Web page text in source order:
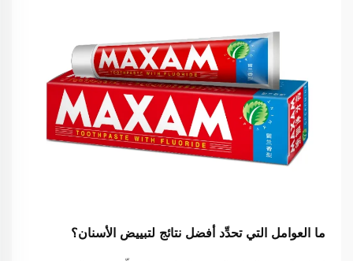
ما العوامل التي تحدِّد أفضل نتائج لتبييض الأسنان؟